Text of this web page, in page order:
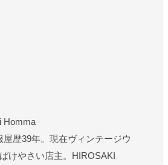
Homma
歴39年。現在ヴィンテージウ
けやさい店主。HIROSAKI